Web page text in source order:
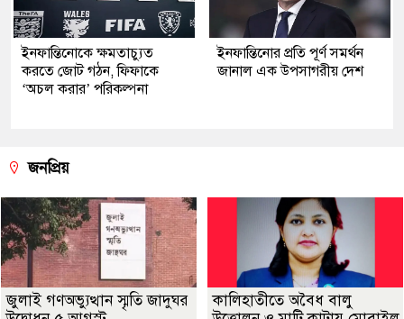
ইনফান্তিনোকে ক্ষমতাচ্যুত
করতে জোট গঠন, ফিফাকে
‘অচল করার’ পরিকল্পনা
ইনফান্তিনোর প্রতি পূর্ণ সমর্থন
জানাল এক উপসাগরীয় দেশ
জনপ্রিয়
জুলাই গণঅভ্যুত্থান স্মৃতি জাদুঘর
কালিহাতীতে অবৈধ বালু